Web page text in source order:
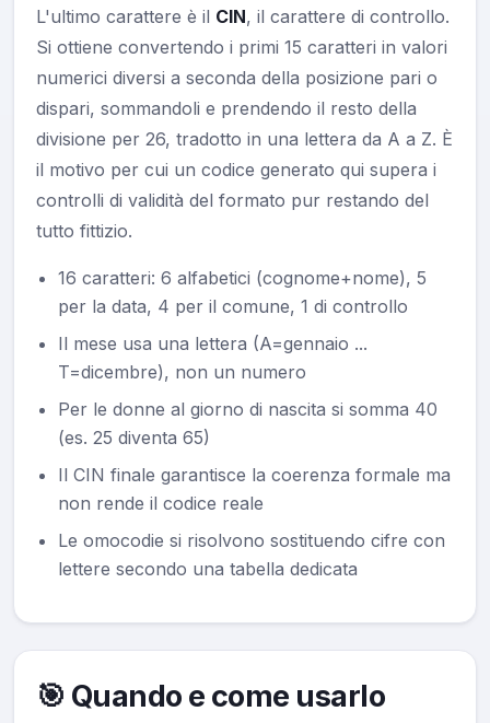
L'ultimo carattere è il CIN, il carattere di controllo.
Si ottiene convertendo i primi 15 caratteri in valori
numerici diversi a seconda della posizione pari o
dispari, sommandoli e prendendo il resto della
divisione per 26, tradotto in una lettera da A a Z. È
il motivo per cui un codice generato qui supera i
controlli di validità del formato pur restando del
tutto fittizio.
16 caratteri: 6 alfabetici (cognome+nome), 5
per la data, 4 per il comune, 1 di controllo
Il mese usa una lettera (A=gennaio ...
T=dicembre), non un numero
Per le donne al giorno di nascita si somma 40
(es. 25 diventa 65)
Il CIN finale garantisce la coerenza formale ma
non rende il codice reale
Le omocodie si risolvono sostituendo cifre con
lettere secondo una tabella dedicata
🎯 Quando e come usarlo